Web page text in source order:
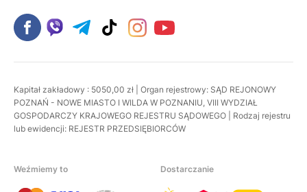
Kapitał zakładowy : 5050,00 zł | Organ rejestrowy: SĄD REJONOWY
POZNAŃ - NOWE MIASTO I WILDA W POZNANIU, VIII WYDZIAŁ
GOSPODARCZY KRAJOWEGO REJESTRU SĄDOWEGO | Rodzaj rejestru
lub ewidencji: REJESTR PRZEDSIĘBIORCÓW
Weźmiemy to Dostarczanie